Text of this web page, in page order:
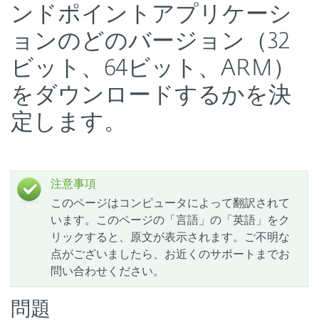
ンドポイントアプリケーシ
ョンのどのバージョン（32
ビット、64ビット、ARM）
をダウンロードするかを決
定します。
注意事項
このページはコンピュータによって翻訳されて
います。このページの「言語」の「英語」をク
リックすると、原文が表示されます。ご不明な
点がございましたら、お近くのサポートまでお
問い合わせください。
問題